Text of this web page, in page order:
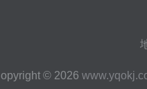
© 2026